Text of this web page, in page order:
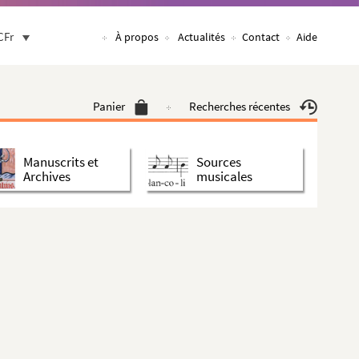
À propos Actualités Contact Aide
Panier Recherches récentes
Manuscrits et
Archives
Sources
musicales